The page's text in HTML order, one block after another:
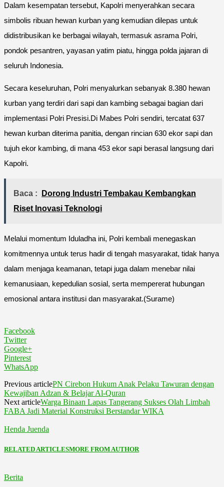
Dalam kesempatan tersebut, Kapolri menyerahkan secara
simbolis ribuan hewan kurban yang kemudian dilepas untuk
didistribusikan ke berbagai wilayah, termasuk asrama Polri,
pondok pesantren, yayasan yatim piatu, hingga polda jajaran di
seluruh Indonesia.
Secara keseluruhan, Polri menyalurkan sebanyak 8.380 hewan
kurban yang terdiri dari sapi dan kambing sebagai bagian dari
implementasi Polri Presisi.Di Mabes Polri sendiri, tercatat 637
hewan kurban diterima panitia, dengan rincian 630 ekor sapi dan
tujuh ekor kambing, di mana 453 ekor sapi berasal langsung dari
Kapolri.
Baca :
Dorong Industri Tembakau Kembangkan
Riset Inovasi Teknologi
Melalui momentum Iduladha ini, Polri kembali menegaskan
komitmennya untuk terus hadir di tengah masyarakat, tidak hanya
dalam menjaga keamanan, tetapi juga dalam menebar nilai
kemanusiaan, kepedulian sosial, serta mempererat hubungan
emosional antara institusi dan masyarakat.(Surame)
Facebook
Twitter
Google+
Pinterest
WhatsApp
Previous articlePN Cirebon Hukum Anak Pelaku Tawuran dengan
Kewajiban Adzan & Belajar Al-Quran
Next articleWarga Binaan Lapas Tangerang Sukses Olah Limbah
FABA Jadi Material Konstruksi Berstandar WIKA
Henda Juenda
RELATED ARTICLESMORE FROM AUTHOR
Berita